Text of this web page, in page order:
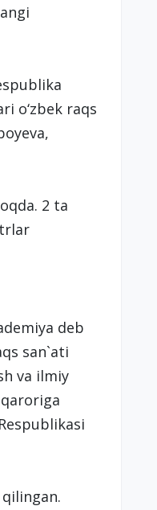
о‘zbek raqs
2 ta
deb
san`ati
va ilmiy